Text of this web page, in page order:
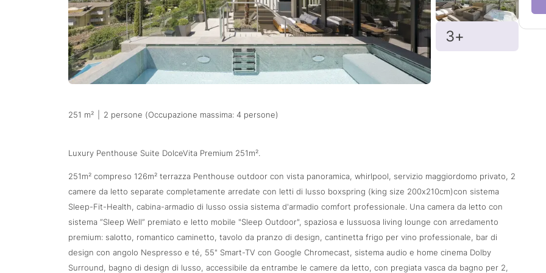
3+
251 m² 2 persone (Occupazione massima: 4 persone)
Luxury Penthouse Suite DolceVita Premium 251m².
251m² compreso 126m² terrazza Penthouse outdoor con vista panoramica, whirlpool, servizio maggiordomo privato, 2
camere da letto separate completamente arredate con letti di lusso boxspring (king size 200x210cm)con sistema
Sleep-Fit-Health, cabina-armadio di lusso ossia sistema d'armadio comfort professionale. Una camera da letto con
sistema “Sleep Well” premiato e letto mobile "Sleep Outdoor", spaziosa e lussuosa living lounge con arredamento
premium: salotto, romantico caminetto, tavolo da pranzo di design, cantinetta frigo per vino professionale, bar di
design con angolo Nespresso e té, 55" Smart-TV con Google Chromecast, sistema audio e home cinema Dolby
Surround, bagno di design di lusso, accessibile da entrambe le camere da letto, con pregiata vasca da bagno per 2,